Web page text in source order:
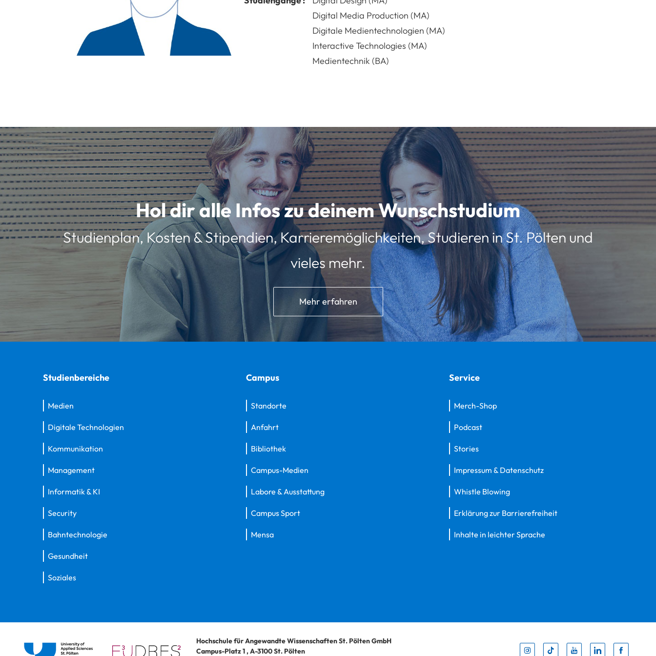
Digital Media Production (MA)
Digitale Medientechnologien (MA)
Interactive Technologies (MA)
Medientechnik (BA)
Hol dir alle Infos zu deinem Wunschstudium
Studienplan, Kosten & Stipendien, Karrieremöglichkeiten, Studieren in St. Pölten und
vieles mehr.
Mehr erfahren
Studienbereiche
Medien
Digitale Technologien
Kommunikation
Management
Informatik & KI
Security
Bahntechnologie
Gesundheit
Soziales
Campus
Standorte
Anfahrt
Bibliothek
Campus-Medien
Labore & Ausstattung
Campus Sport
Mensa
Service
Merch-Shop
Podcast
Stories
Impressum & Datenschutz
Whistle Blowing
Erklärung zur Barrierefreiheit
Inhalte in leichter Sprache
Hochschule für Angewandte Wissenschaften St. Pölten GmbH
Campus-Platz 1,A-3100St. Pölten